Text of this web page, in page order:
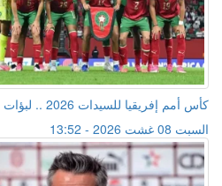
كأس أمم إفريقيا للسيدات 2026 .. لبؤات الأطلس يواجهن جنوب إفريقيا
السبت 08 غشت 2026 - 13:52